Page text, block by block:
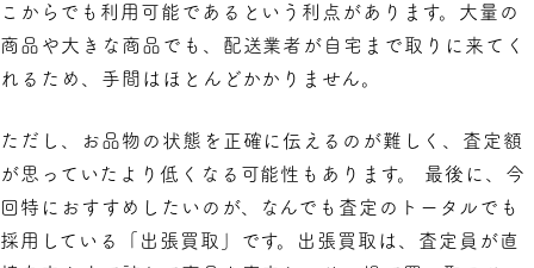
こからでも利用可能であるという利点があります。大量の
商品や大きな商品でも、配送業者が自宅まで取りに来てく
れるため、手間はほとんどかかりません。
ただし、お品物の状態を正確に伝えるのが難しく、査定額
が思っていたより低くなる可能性もあります。 最後に、今
回特におすすめしたいのが、なんでも査定のトータルでも
採用している「出張買取」です。出張買取は、査定員が直